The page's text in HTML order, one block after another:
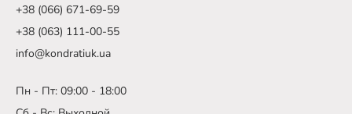
+38 (066) 671-69-59
+38 (063) 111-00-55
info@kondratiuk.ua
Пн - Пт: 09:00 - 18:00